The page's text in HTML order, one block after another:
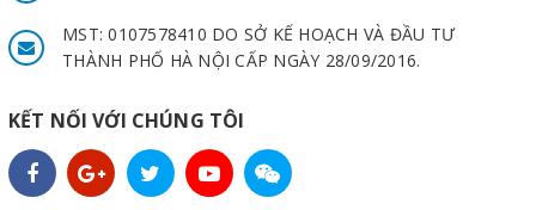
MST: 0107578410 DO SỞ KẾ HOẠCH VÀ ĐẦU TƯ
THÀNH PHỐ HÀ NỘI CẤP NGÀY 28/09/2016.
KẾT NỐI VỚI CHÚNG TÔI